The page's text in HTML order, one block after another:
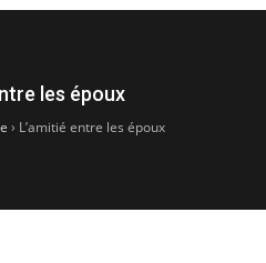
les époux
› L’amitié entre les époux